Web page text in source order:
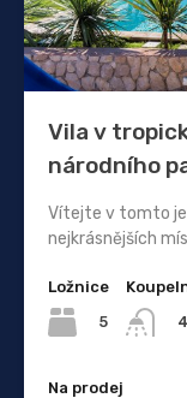
Vila v
národního
Vítejte v tomto
nejkrásnějších
Ložnice
5
4
Na prodej